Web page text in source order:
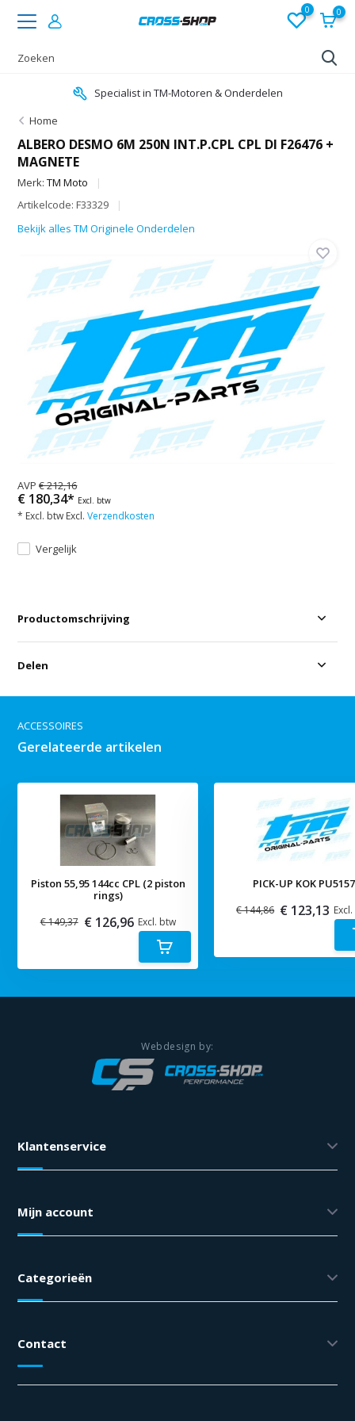
0 0
Specialist in TM-Motoren & Onderdelen
Home
ALBERO DESMO 6M 250N INT.P.CPL CPL DI F26476 +
MAGNETE
Merk:TM Moto
Artikelcode: F33329
Bekijk alles TM Originele Onderdelen
AVP€ 212,16
€ 180,34* Excl. btw
* Excl. btw Excl.Verzendkosten
Vergelijk
Productomschrijving
Delen
ACCESSOIRES
Gerelateerde artikelen
Piston 55,95 144cc CPL (2 piston
rings)
€ 149,37 € 126,96 Excl. btw
PICK-UP KOK PU5157
€ 144,86 € 123,13
Klantenservice
Mijn account
Categorieën
Contact